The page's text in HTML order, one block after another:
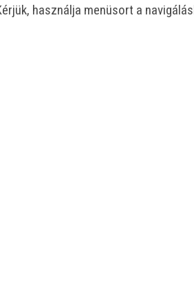
használja menüsort a